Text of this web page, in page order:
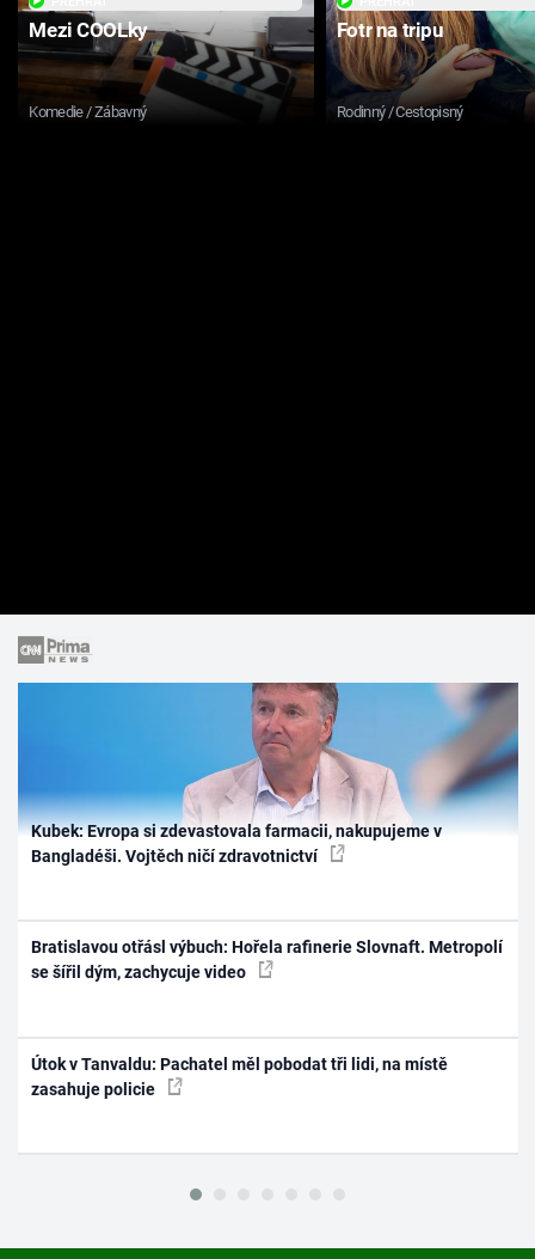
Mezi COOLky
Komedie / Zábavný
Fotr na tripu
Rodinný / Cestopisný
Kubek: Evropa si zdevastovala farmacii, nakupujeme v
Bangladéši. Vojtěch ničí zdravotnictví
Bratislavou otřásl výbuch: Hořela rafinerie Slovnaft. Metropolí
se šířil dým, zachycuje video
Útok v Tanvaldu: Pachatel měl pobodat tři lidi, na místě
zasahuje policie